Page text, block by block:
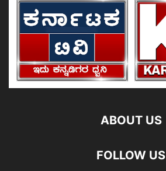
ABOUT US
FOLLOW US